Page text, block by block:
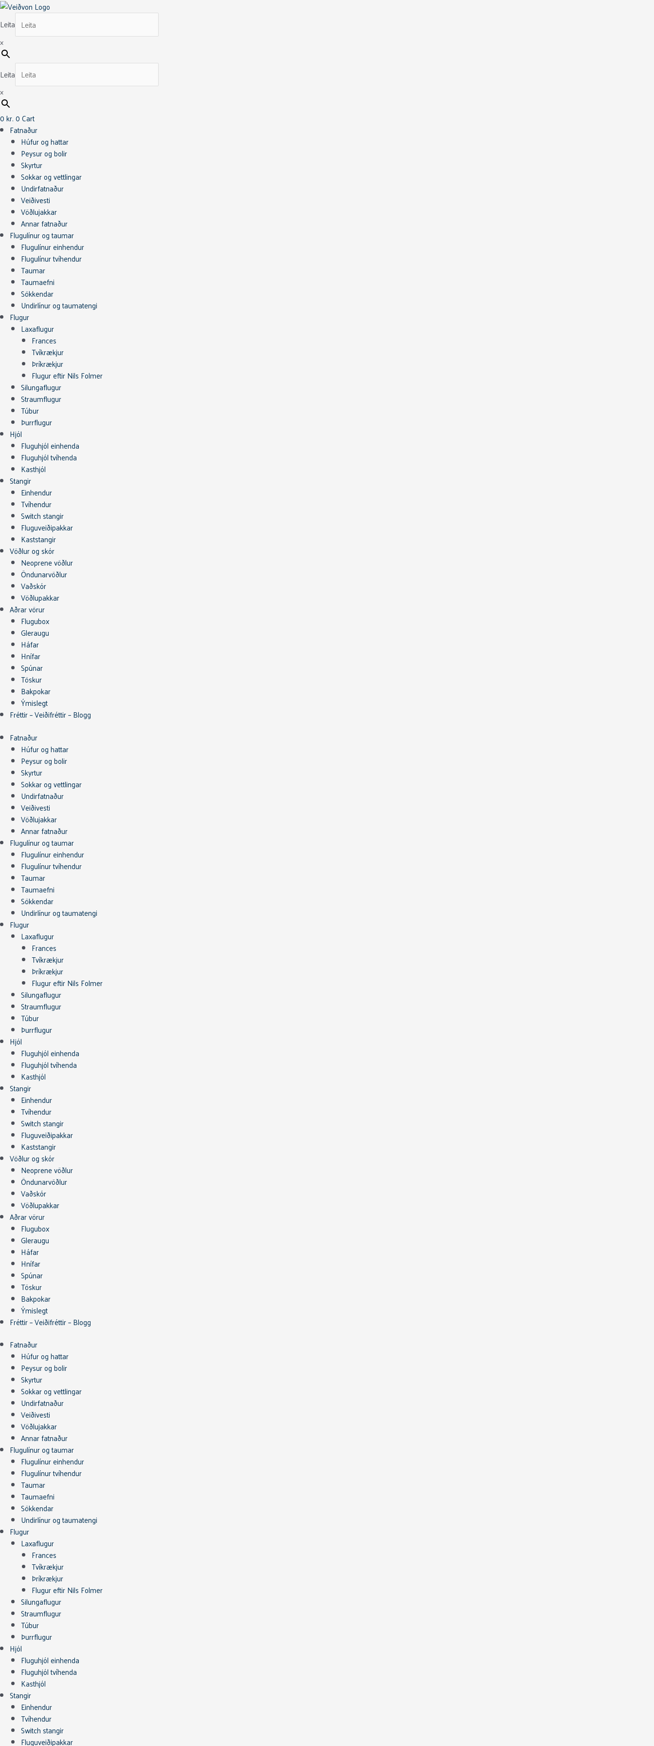
Skip
content
Leita
×
Leita
×
0kr.0Cart
Fatnaður
Húfur og hattar
Peysur og bolir
Skyrtur
Sokkar og vettlingar
Undirfatnaður
Veiðivesti
Vöðlujakkar
Annar fatnaður
Flugulínur og taumar
Flugulínur einhendur
Flugulínur tvíhendur
Taumar
Taumaefni
Sökkendar
Undirlínur og taumatengi
Flugur
Laxaflugur
Frances
Tvíkrækjur
Þríkrækjur
Flugur eftir Nils Folmer
Silungaflugur
Straumflugur
Túbur
Þurrflugur
Hjól
Fluguhjól einhenda
Fluguhjól tvíhenda
Kasthjól
Stangir
Einhendur
Tvíhendur
Switch stangir
Fluguveiðipakkar
Kaststangir
Vöðlur og skór
Neoprene vöðlur
Öndunarvöðlur
Vaðskór
Vöðlupakkar
Aðrar vörur
Flugubox
Gleraugu
Háfar
Hnífar
Spúnar
Töskur
Bakpokar
Ýmislegt
Fréttir – Veiðifréttir – Blogg
Fatnaður
Húfur og hattar
Peysur og bolir
Skyrtur
Sokkar og vettlingar
Undirfatnaður
Veiðivesti
Vöðlujakkar
Annar fatnaður
Flugulínur og taumar
Flugulínur einhendur
Flugulínur tvíhendur
Taumar
Taumaefni
Sökkendar
Undirlínur og taumatengi
Flugur
Laxaflugur
Frances
Tvíkrækjur
Þríkrækjur
Flugur eftir Nils Folmer
Silungaflugur
Straumflugur
Túbur
Þurrflugur
Hjól
Fluguhjól einhenda
Fluguhjól tvíhenda
Kasthjól
Stangir
Einhendur
Tvíhendur
Switch stangir
Fluguveiðipakkar
Kaststangir
Vöðlur og skór
Neoprene vöðlur
Öndunarvöðlur
Vaðskór
Vöðlupakkar
Aðrar vörur
Flugubox
Gleraugu
Háfar
Hnífar
Spúnar
Töskur
Bakpokar
Ýmislegt
Fréttir – Veiðifréttir – Blogg
Fatnaður
Húfur og hattar
Peysur og bolir
Skyrtur
Sokkar og vettlingar
Undirfatnaður
Veiðivesti
Vöðlujakkar
Annar fatnaður
Flugulínur og taumar
Flugulínur einhendur
Flugulínur tvíhendur
Taumar
Taumaefni
Sökkendar
Undirlínur og taumatengi
Flugur
Laxaflugur
Frances
Tvíkrækjur
Þríkrækjur
Flugur eftir Nils Folmer
Silungaflugur
Straumflugur
Túbur
Þurrflugur
Hjól
Fluguhjól einhenda
Fluguhjól tvíhenda
Kasthjól
Stangir
Einhendur
Tvíhendur
Switch stangir
Fluguveiðipakkar
Umpqua
Tippet
Trout
30yds
1X
quantity
product
multiple
The
may
product
multiple
The
may